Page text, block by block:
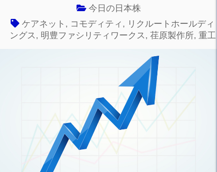
今日の日本株
ケアネット , コモディティ , リクルートホールディ
ングス, 明豊ファシリティワークス, 荏原製作所, 重工